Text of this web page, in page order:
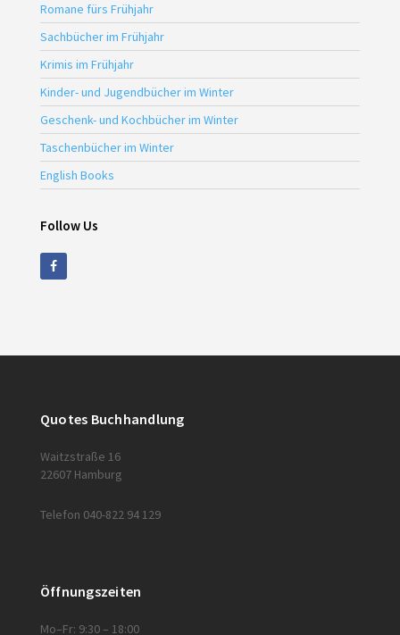
Romane fürs Frühjahr
Sachbücher im Frühjahr
Krimis im Frühjahr
Kinder- und Jugendbücher im Winter
Geschenk- und Kochbücher im Winter
Taschenbücher im Winter
English Books
Follow Us
Quotes Buchhandlung
Waitzstraße 16
22607 Hamburg
Telefon 040-822 94 129
Öffnungszeiten
Mo–Fr: 9:30 – 18:00